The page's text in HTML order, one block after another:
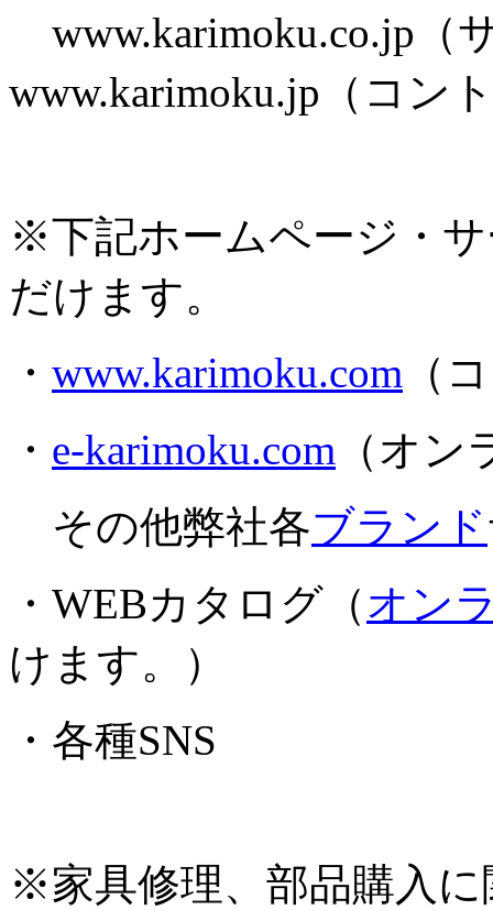
www.karimoku.co.jp（
www.karimoku.jp（コン
※下記ホームページ・
だけます。
・ www.karimoku.com （
・ e-karimoku.com （オ
その他弊社各ブランド
・WEBカタログ（オン
けます。）
・各種SNS
※家具修理、部品購入